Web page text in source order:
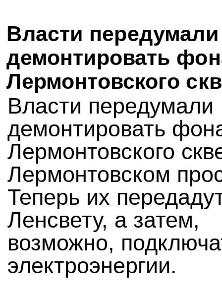
Власти передумали
демонтировать
Лермонтовского
Власти передумали
демонтировать
Лермонтовского
Лермонтовском
Теперь их
Ленсвету, а затем,
возможно,
электроэнергии.